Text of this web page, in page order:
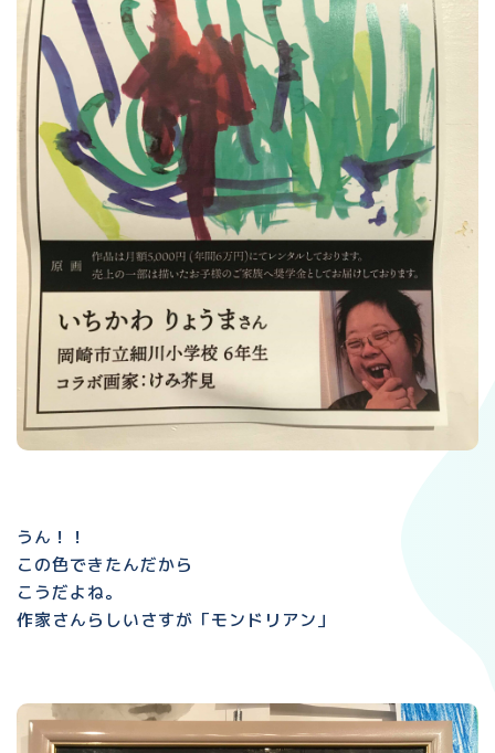
うん！！
この色できたんだから
こうだよね。
作家さんらしいさすが「モンドリアン」